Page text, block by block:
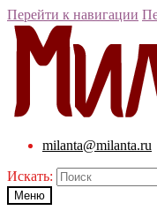
Перейти к навигации
milanta@milanta.ru
Искать:
Меню